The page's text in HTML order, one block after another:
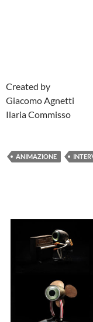
Created by
Giacomo Agnetti
Ilaria Commisso
ANIMAZIONE